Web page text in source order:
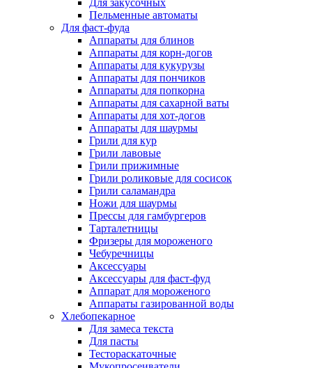
Для закусочных
Пельменные автоматы
Для фаст-фуда
Аппараты для блинов
Аппараты для корн-догов
Аппараты для кукурузы
Аппараты для пончиков
Аппараты для попкорна
Аппараты для сахарной ваты
Аппараты для хот-догов
Аппараты для шаурмы
Грили для кур
Грили лавовые
Грили прижимные
Грили роликовые для сосисок
Грили саламандра
Ножи для шаурмы
Прессы для гамбургеров
Тарталетницы
Фризеры для мороженого
Чебуречницы
Аксессуары
Аксессуары для фаст-фуд
Аппарат для мороженого
Аппараты газированной воды
Хлебопекарное
Для замеса текста
Для пасты
Тестораскаточные